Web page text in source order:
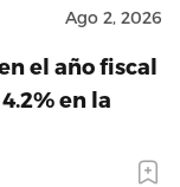
Ago 2, 2026
el año fiscal
en la